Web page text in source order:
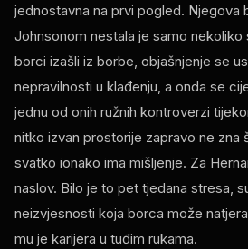
jednostavna na prvi pogled. Njegova
Johnsonom nestala je samo
borci izašli iz borbe, objašnjenje se
nepravilnosti u klađenju, a onda se
jednu od onih ružnih kontroverzi
nitko izvan prostorije zapravo ne zna
svatko ionako ima mišljenje. Za
naslov. Bilo je to pet tjedana stresa,
neizvjesnosti koja borca ​​može
mu je karijera u tuđim rukama.